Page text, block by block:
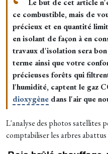
Le but de cet article
ce combustible, mais de
précieux et en quantité
en isolant de façon à en
travaux d'isolation sera
terme ainsi que votre
précieuses forêts qui
l'humidité, captent le gaz
dioxygène dans l'air que
L'analyse des photos satellites
comptabiliser les arbres